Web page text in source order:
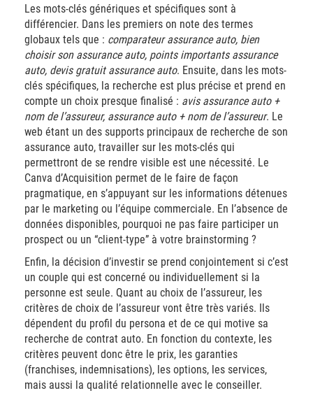
Les mots-clés génériques et spécifiques sont à
différencier. Dans les premiers on note des termes
globaux tels que : comparateur assurance auto, bien
choisir son assurance auto, points importants assurance
auto, devis gratuit assurance auto. Ensuite, dans les mots-
clés spécifiques, la recherche est plus précise et prend en
compte un choix presque finalisé : avis assurance auto +
nom de l’assureur, assurance auto + nom de l’assureur. Le
web étant un des supports principaux de recherche de son
assurance auto, travailler sur les mots-clés qui
permettront de se rendre visible est une nécessité. Le
Canva d’Acquisition permet de le faire de façon
pragmatique, en s’appuyant sur les informations détenues
par le marketing ou l’équipe commerciale. En l’absence de
données disponibles, pourquoi ne pas faire participer un
prospect ou un “client-type” à votre brainstorming ?
Enfin, la décision d’investir se prend conjointement si c’est
un couple qui est concerné ou individuellement si la
personne est seule. Quant au choix de l’assureur, les
critères de choix de l’assureur vont être très variés. Ils
dépendent du profil du persona et de ce qui motive sa
recherche de contrat auto. En fonction du contexte, les
critères peuvent donc être le prix, les garanties
(franchises, indemnisations), les options, les services,
mais aussi la qualité relationnelle avec le conseiller.